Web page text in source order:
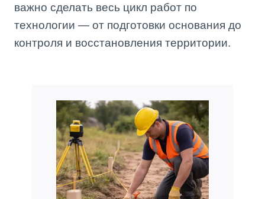
важно сделать весь цикл работ по
технологии — от подготовки основания до
контроля и восстановления территории.